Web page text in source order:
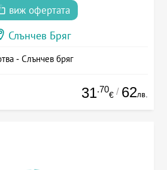
виж офертата
Слънчев Бряг
- Слънчев бряг
31.70
€ / 62лв.